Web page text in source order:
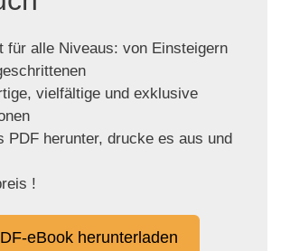
für alle Niveaus: von Einsteigern
vielfältige und exklusive
PDF herunter, drucke es aus und
!
eBook herunterladen